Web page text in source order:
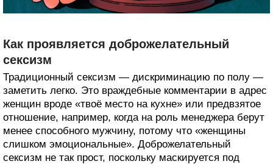
Как проявляется доброжелательный
сексизм
Традиционный сексизм — дискриминацию по полу —
заметить легко. Это враждебные комментарии в адрес
женщин вроде «твоё место на кухне» или предвзятое
отношение, например, когда на роль менеджера берут
менее способного мужчину, потому что «женщины
слишком эмоциональные». Доброжелательный
сексизм не так прост, поскольку маскируется под